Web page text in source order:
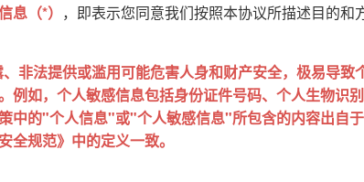
息（*） ，即表示您同意我们按照本协议所描述目的和
非法提供或滥用可能危害人身和财产安全，极易导致
例如，个人敏感信息包括身份证件号码、个人生物识
中的"个人信息"或"个人敏感信息"所包含的内容出自
全规范》中的定义一致。